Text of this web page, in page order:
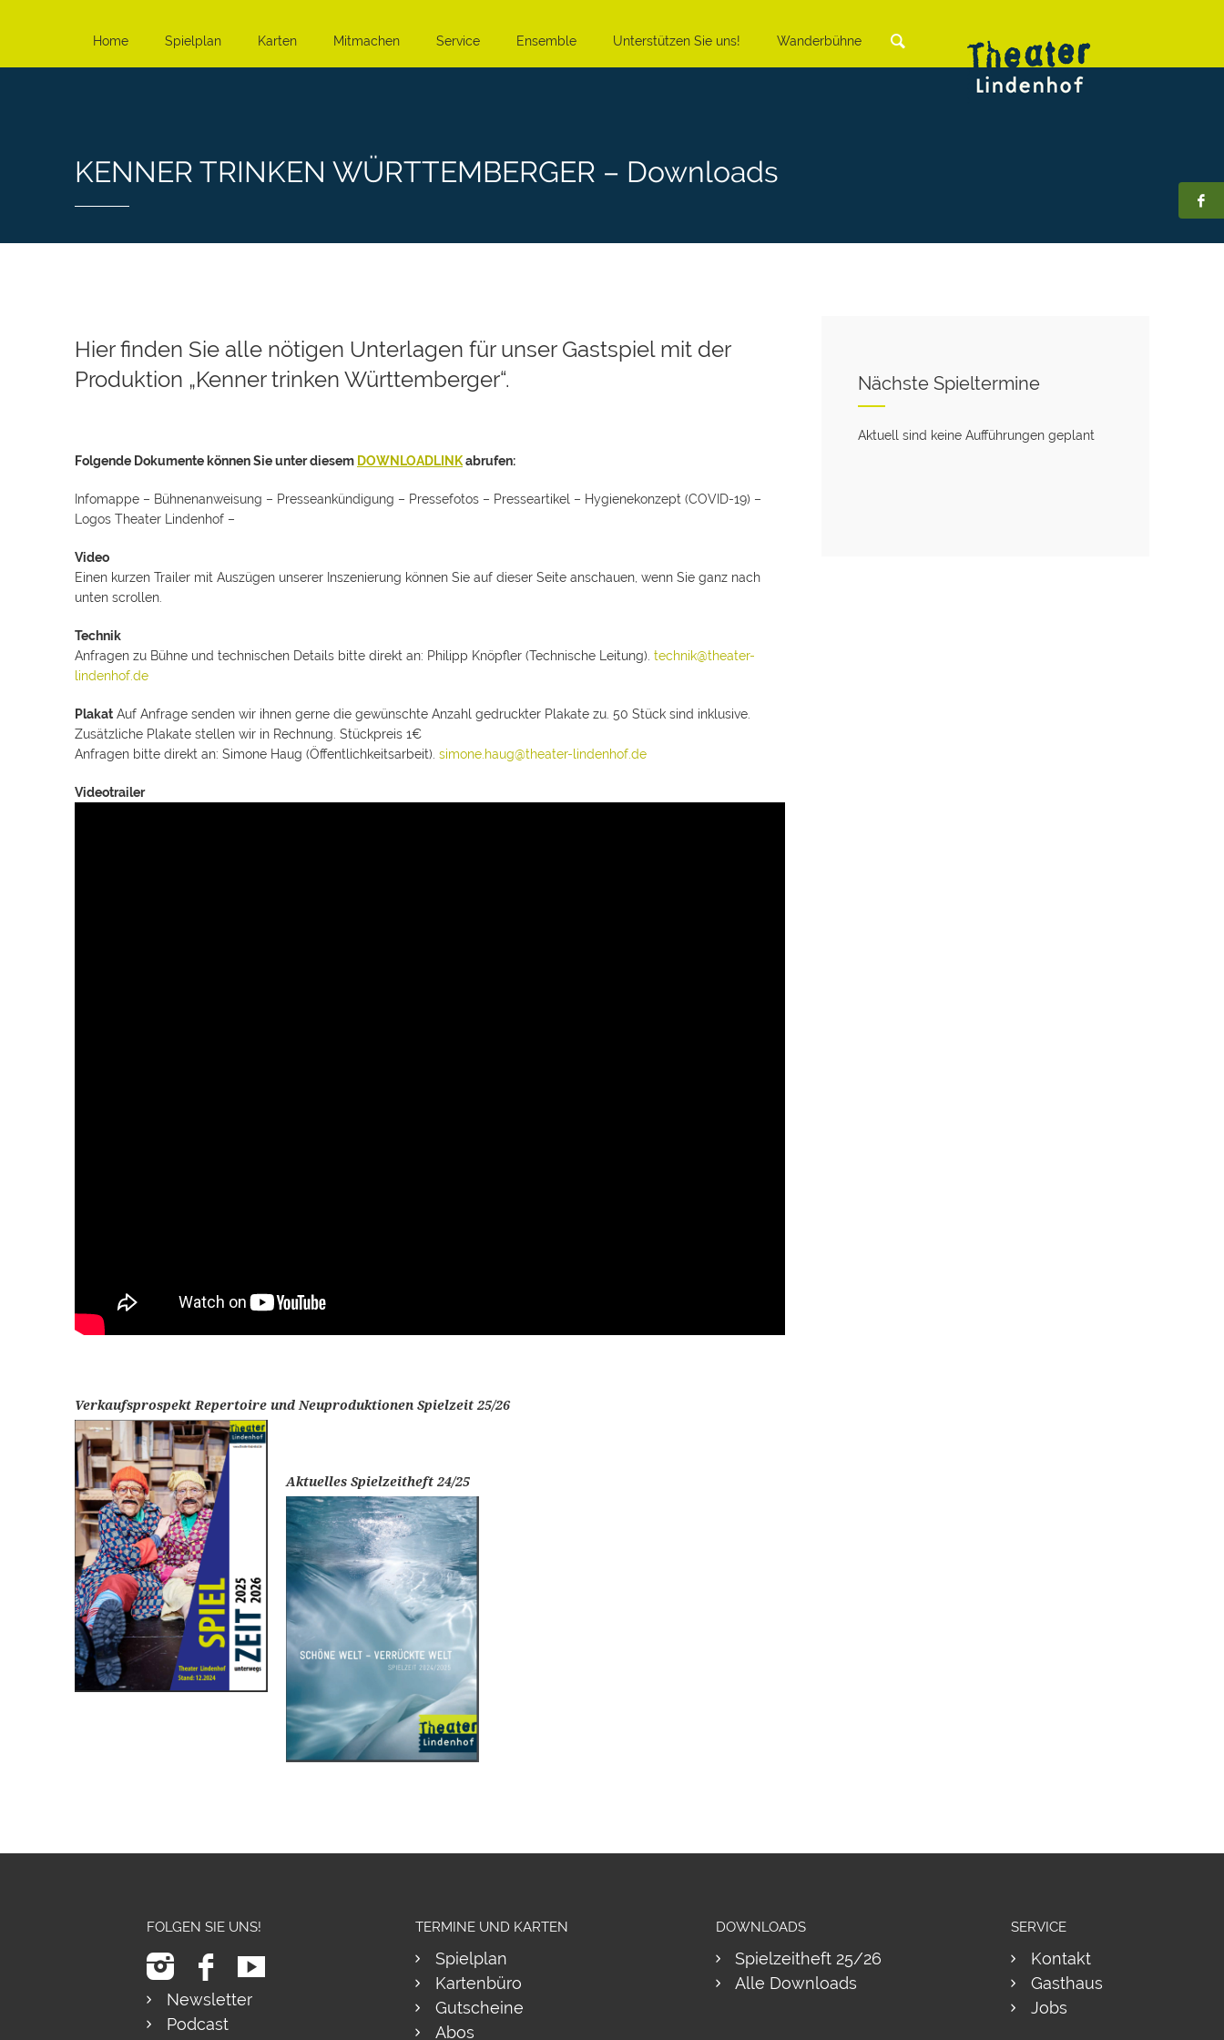
Home Spielplan Karten Mitmachen Service Ensemble Unterstützen Sie uns! Wanderbühne
KENNER TRINKEN WÜRTTEMBERGER – Downloads
Hier finden Sie alle nötigen Unterlagen für unser Gastspiel mit der
Produktion „Kenner trinken Württemberger“.
Folgende Dokumente können Sie unter diesem DOWNLOADLINKabrufen:
Infomappe – Bühnenanweisung – Presseankündigung – Pressefotos – Presseartikel – Hygienekonzept (COVID-19) –
Logos Theater Lindenhof –
Video
Einen kurzen Trailer mit Auszügen unserer Inszenierung können Sie auf dieser Seite anschauen, wenn Sie ganz nach
unten scrollen.
Technik
Anfragen zu Bühne und technischen Details bitte direkt an: Philipp Knöpfler (Technische Leitung). technik@theater-
lindenhof.de
Plakat Auf Anfrage senden wir ihnen gerne die gewünschte Anzahl gedruckter Plakate zu. 50 Stück sind inklusive.
Zusätzliche Plakate stellen wir in Rechnung. Stückpreis 1€
Anfragen bitte direkt an: Simone Haug (Öffentlichkeitsarbeit). simone.haug@theater-lindenhof.de
Videotrailer
Verkaufsprospekt Repertoire und Neuproduktionen Spielzeit 25/26
Aktuelles Spielzeitheft 24/25
Nächste Spieltermine
Aktuell sind keine Aufführungen geplant
FOLGEN SIE UNS!
Newsletter
Podcast
TERMINE UND KARTEN
Spielplan
Kartenbüro
Gutscheine
Abos
DOWNLOADS
Spielzeitheft 25/26
Alle Downloads
SERVICE
Kontakt
Gasthaus
Jobs